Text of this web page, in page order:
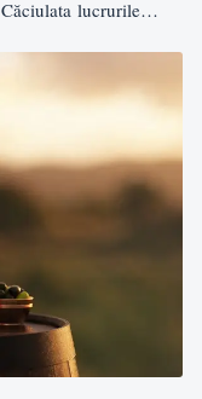
Căciulata lucrurile…